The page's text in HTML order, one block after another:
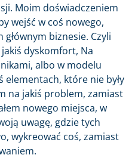
Moim doświadczeniem
wejść w coś nowego,
głównym biznesie. Czyli
dyskomfort, Na
albo w modelu
elementach, które nie były
na jakiś problem, zamiast
nowego miejsca, w
uwagę, gdzie tych
wykreować coś, zamiast